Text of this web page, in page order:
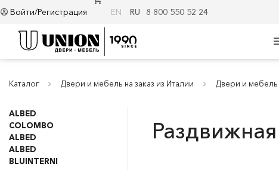
Войти/Регистрация EN RU 8 800 550 52 24
Каталог Двери и мебель на заказ из Италии Двери и мебель
ALBED
COLOMBO
ALBED
ALBED
BLUINTERNI